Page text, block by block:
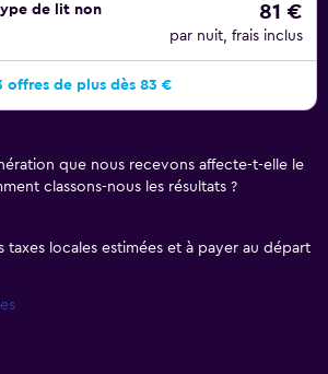
de lit non
81 €
par nuit, frais inclus
offres de plus dès 83 €
que nous recevons affecte-t-elle le
classons-nous les résultats ?
taxes locales estimées et à payer au départ